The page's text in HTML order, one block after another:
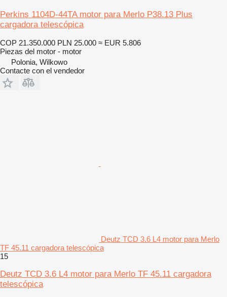
Perkins 1104D-44TA motor para Merlo P38.13 Plus
cargadora telescópica
COP 21.350.000 PLN 25.000 ≈ EUR 5.806
Piezas del motor - motor
Polonia, Wilkowo
Contacte con el vendedor
Deutz TCD 3.6 L4 motor para Merlo
TF 45.11 cargadora telescópica
15
Deutz TCD 3.6 L4 motor para Merlo TF 45.11 cargadora
telescópica